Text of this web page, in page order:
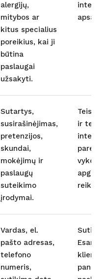
alergijų,
mitybos ar
kitus specialius
poreikius, kai ji
būtina
paslaugai
užsakyti.
Sutartys,
susirašinėjimas,
pretenzijos,
skundai,
mokėjimų ir
paslaugų
suteikimo
įrodymai.
Teisinė
ir
vykdyti
apginti
Vardas, el.
pašto adresas,
telefono
numeris,
panašių